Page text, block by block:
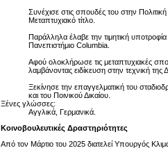
Συνέχισε στις σπουδές του στην
Μεταπτυχιακό τίτλο.
Παράλληλα έλαβε την τιμητική
Πανεπιστήμιο Columbia.
Αφού ολοκλήρωσε τις μεταπτυχιακές
λαμβάνοντας ειδίκευση στην τεχνική
Ξεκίνησε την επαγγελματική του
και του Ποινικού Δικαίου.
Ξένες γλώσσες:
Αγγλικά, Γερμανικά.
Κοινοβουλευτικές Δραστηριότητες
Από τον Μάρτιο του 2025 διατελεί Υπουργός